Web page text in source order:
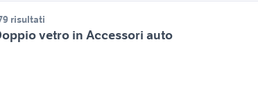
risultati
vetro in Accessori auto